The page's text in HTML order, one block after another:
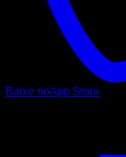
Baixe noApp Store